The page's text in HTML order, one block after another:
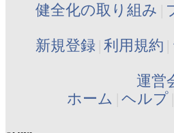
健全化の取り組み
新規登録 利用規約
運営
ホーム ヘルプ